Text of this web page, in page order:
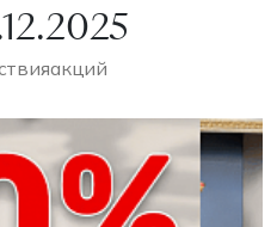
акций